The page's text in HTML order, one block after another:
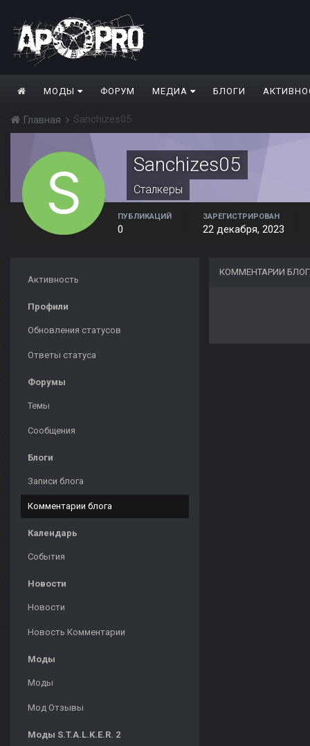
МОДЫ ФОРУМ МЕДИА БЛОГИ
Главная Sanchizes05
Sanchizes05
Сталкеры
ПУБЛИКАЦИЙ
0
ЗАРЕГИСТРИРОВАН
22 декабря, 2023
Активность
Профили
Обновления статусов
Ответы статуса
Форумы
Темы
Сообщения
Блоги
Записи блога
Комментарии блога
Календарь
События
Новости
Новости
Новость Комментарии
Моды
Моды
Мод Отзывы
Моды S.T.A.L.K.E.R. 2
КОММЕНТАРИИ